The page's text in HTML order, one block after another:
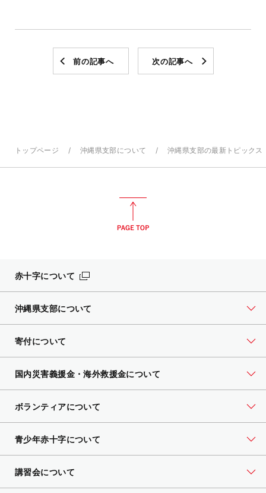
前の記事へ 次の記事へ
トップページ 沖縄県支部について 沖縄県支部の最新トピックス
赤十字について
沖縄県支部について
寄付について
国内災害義援金・海外救援金について
ボランティアについて
青少年赤十字について
講習会について